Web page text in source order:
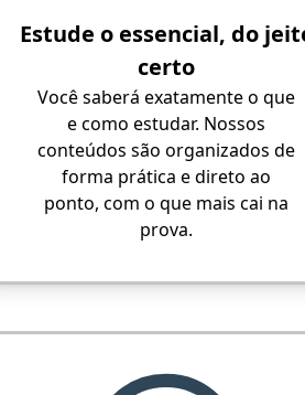
Estude o essencial, do
certo
Você saberá exatamente o que
e como estudar. Nossos
conteúdos são organizados de
forma prática e direto ao
ponto, com o que mais cai na
prova.